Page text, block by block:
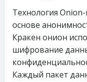
Технология
основе
Кракен онион
шифрование
Каждый пакет